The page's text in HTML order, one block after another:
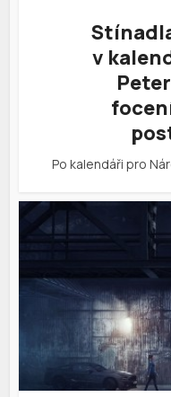
v
Po kalendáři pro